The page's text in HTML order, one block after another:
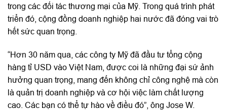
trong các đối tác thương mại của Mỹ. Trong quá trình phát
triển đó, cộng đồng doanh nghiệp hai nước đã đóng vai trò
hết sức quan trọng.
“Hơn 30 năm qua, các công ty Mỹ đã đầu tư tổng cộng
hàng tỉ USD vào Việt Nam, được coi là những đại sứ ảnh
hưởng quan trọng, mang đến không chỉ công nghệ mà còn
là quản trị doanh nghiệp và cơ hội việc làm chất lượng
cao. Các bạn có thể tự hào về điều đó”, ông Jose W.